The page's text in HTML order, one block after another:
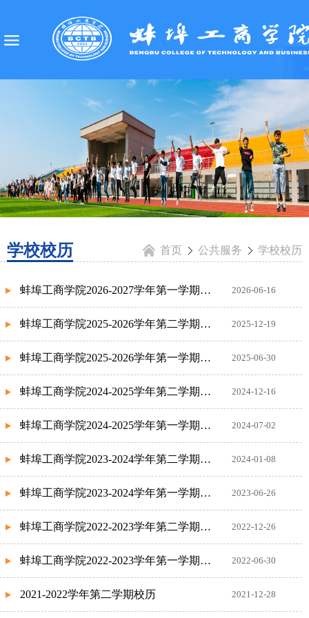
学校校历 首页 公共服务 学校校历
蚌埠工商学院2026-2027学年第一学期校历 2026-06-16
蚌埠工商学院2025-2026学年第二学期校历 2025-12-19
蚌埠工商学院2025-2026学年第一学期校历 2025-06-30
蚌埠工商学院2024-2025学年第二学期校历 2024-12-16
蚌埠工商学院2024-2025学年第一学期校历 2024-07-02
蚌埠工商学院2023-2024学年第二学期校历 2024-01-08
蚌埠工商学院2023-2024学年第一学期校历 2023-06-26
蚌埠工商学院2022-2023学年第二学期校历 2022-12-26
蚌埠工商学院2022-2023学年第一学期校历 2022-06-30
2021-2022学年第二学期校历 2021-12-28